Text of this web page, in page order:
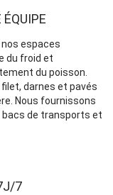
nos espaces
du froid et
du poisson.
darnes et pavés
Nous fournissons
de transports et
7